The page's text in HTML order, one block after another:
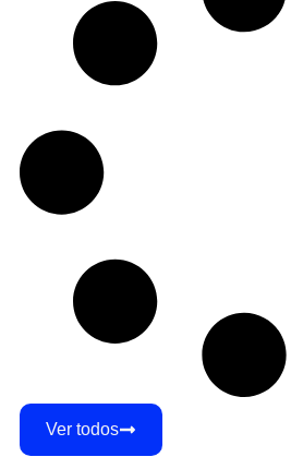
estratégica, sem pressionar e
Ver todos